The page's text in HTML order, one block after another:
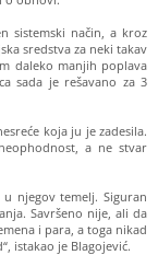
sistemski način, a kroz
sredstva za neki takav
daleko manjih poplava
sada je rešavano za 3
koja ju je zadesila.
a ne stvar
u njegov temelj. Siguran
Savršeno nije, ali da
i para, a toga nikad
istakao je Blagojević.